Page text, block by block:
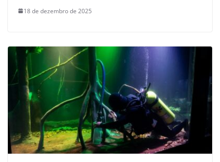
18 de dezembro de 2025